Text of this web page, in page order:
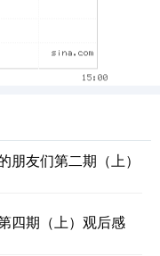
朋友们第二期（上）
四期（上）观后感